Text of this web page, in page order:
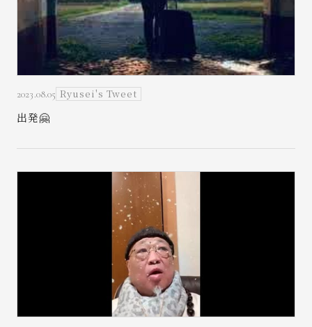
2023.08.05 Ryusei's Tweet
出発🤗